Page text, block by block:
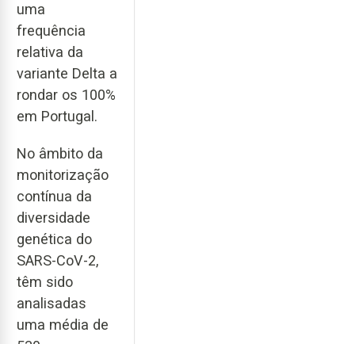
uma
frequência
relativa da
variante Delta a
rondar os 100%
em Portugal.
No âmbito da
monitorização
contínua da
diversidade
genética do
SARS-CoV-2,
têm sido
analisadas
uma média de